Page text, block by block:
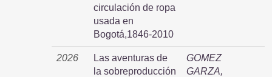
circulación de ropa
usada en
Bogotá,1846-2010
2026
Las aventuras de
la sobreproducción
GOMEZ
GARZA,